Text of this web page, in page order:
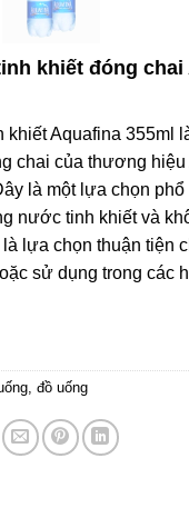
khiết đóng chai
khiết Aquafina 355ml
chai của thương hiệu
là một lựa chọn
nước tinh khiết và
lựa chọn thuận tiện
sử dụng trong các
đồ uống